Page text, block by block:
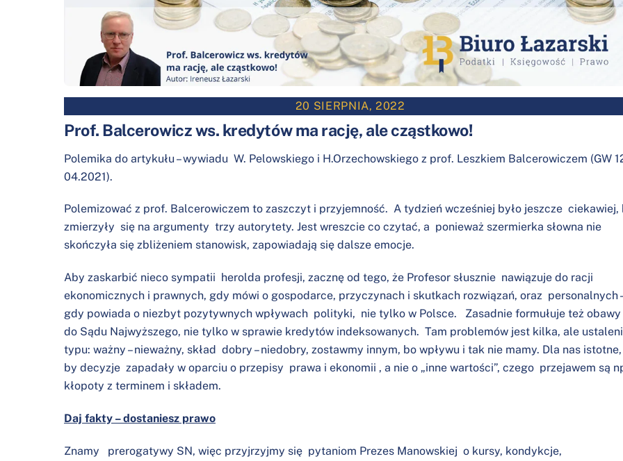
20 SIERPNIA, 2022
Prof. Balcerowicz ws. kredytów ma rację, ale cząstkowo!
Polemika do artykułu – wywiadu W. Pelowskiego i H.Orzechowskiego z prof. Leszkiem Balcerowiczem (GW
04.2021).
Polemizować z prof. Balcerowiczem to zaszczyt i przyjemność. A tydzień wcześniej było jeszcze ciekawiej,
zmierzyły się na argumenty trzy autorytety. Jest wreszcie co czytać, a ponieważ szermierka słowna nie
skończyła się zbliżeniem stanowisk, zapowiadają się dalsze emocje.
Aby zaskarbić nieco sympatii herolda profesji, zacznę od tego, że Profesor słusznie nawiązuje do racji
ekonomicznych i prawnych, gdy mówi o gospodarce, przyczynach i skutkach rozwiązań, oraz personalnych –
gdy powiada o niezbyt pozytywnych wpływach polityki, nie tylko w Polsce. Zasadnie formułuje też obawy
do Sądu Najwyższego, nie tylko w sprawie kredytów indeksowanych. Tam problemów jest kilka, ale
typu: ważny – nieważny, skład dobry – niedobry, zostawmy innym, bo wpływu i tak nie mamy. Dla nas istotne,
by decyzje zapadały w oparciu o przepisy prawa i ekonomii , a nie o „inne wartości”, czego przejawem są
kłopoty z terminem i składem.
Daj fakty – dostaniesz prawo
Znamy prerogatywy SN, więc przyjrzyjmy się pytaniom Prezes Manowskiej o kursy, kondykcje,